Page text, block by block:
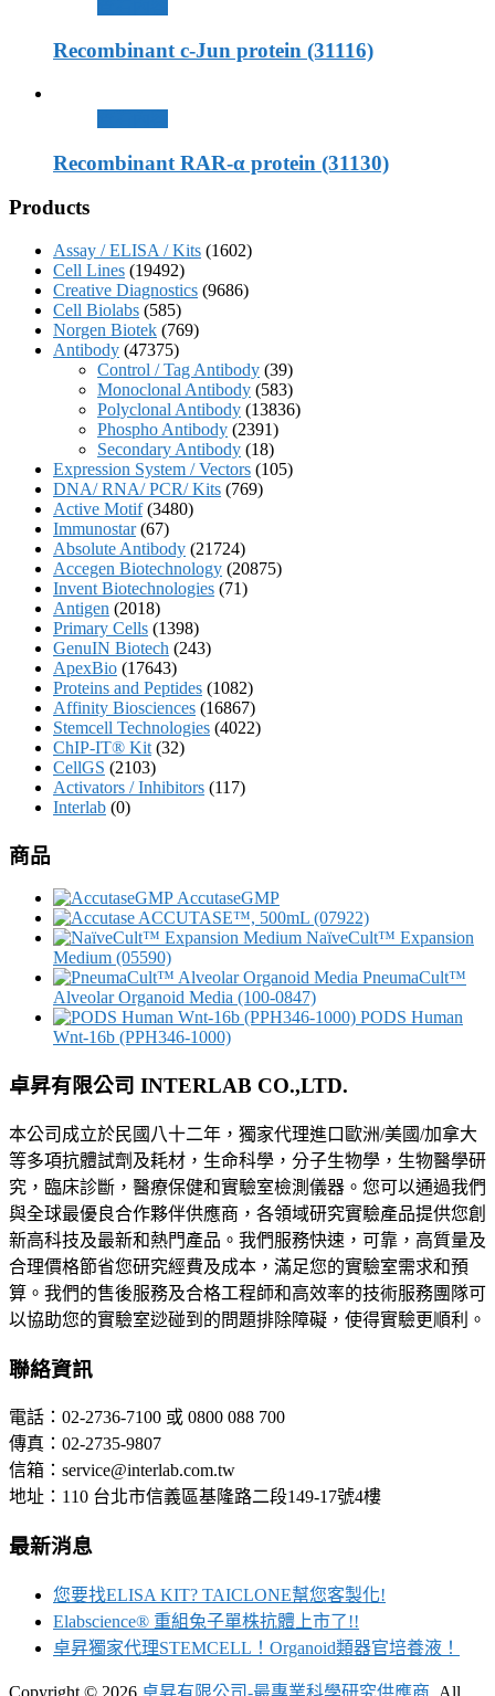
Recombinant c-Jun protein (31116)
Recombinant RAR-α protein (31130)
Products
Assay / ELISA / Kits (1602)
Cell Lines (19492)
Creative Diagnostics (9686)
Cell Biolabs (585)
Norgen Biotek (769)
Antibody (47375)
Control / Tag Antibody (39)
Monoclonal Antibody (583)
Polyclonal Antibody (13836)
Phospho Antibody (2391)
Secondary Antibody (18)
Expression System / Vectors (105)
DNA/ RNA/ PCR/ Kits (769)
Active Motif (3480)
Immunostar (67)
Absolute Antibody (21724)
Accegen Biotechnology (20875)
Invent Biotechnologies (71)
Antigen (2018)
Primary Cells (1398)
GenuIN Biotech (243)
ApexBio (17643)
Proteins and Peptides (1082)
Affinity Biosciences (16867)
Stemcell Technologies (4022)
ChIP-IT® Kit (32)
CellGS (2103)
Activators / Inhibitors (117)
Interlab (0)
商品
AccutaseGMP
ACCUTASE™, 500mL (07922)
NaïveCult™ Expansion
Medium (05590)
PneumaCult™
Alveolar Organoid Media (100-0847)
PODS Human
Wnt-16b (PPH346-1000)
卓昇有限公司 INTERLAB CO.,LTD.
本公司成立於民國八十二年，獨家代理進口歐洲/美國/加拿大
等多項抗體試劑及耗材，生命科學，分子生物學，生物醫學研
究，臨床診斷，醫療保健和實驗室檢測儀器。您可以通過我們
與全球最優良合作夥伴供應商，各領域研究實驗產品提供您創
新高科技及最新和熱門產品。我們服務快速，可靠，高質量及
合理價格節省您研究經費及成本，滿足您的實驗室需求和預
算。我們的售後服務及合格工程師和高效率的技術服務團隊可
以協助您的實驗室逤碰到的問題排除障礙，使得實驗更順利。
聯絡資訊
電話：02-2736-7100 或 0800 088 700
傳真：02-2735-9807
信箱：service@interlab.com.tw
地址：110 台北市信義區基隆路二段149-17號4樓
最新消息
您要找ELISA KIT? TAICLONE幫您客製化!
Elabscience® 重組兔子單株抗體上市了!!
卓昇獨家代理STEMCELL！Organoid類器官培養液！
Copyright © 2026 卓昇有限公司-最專業科學研究供應商 . All